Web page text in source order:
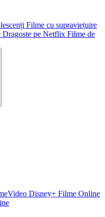
Filme cu supraviețuire
Dragoste pe Netflix Filme de
Disney+ Filme Online